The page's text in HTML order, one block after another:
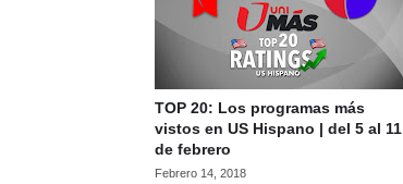
TOP 20: Los programas más
vistos en US Hispano | del 5 al 11
de febrero
Febrero 14, 2018